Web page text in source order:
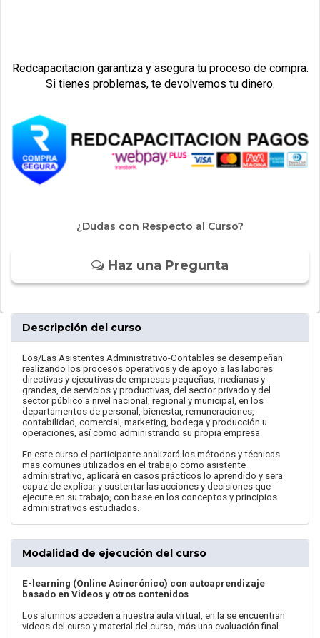
Redcapacitacion garantiza y asegura tu proceso de compra.
Si tienes problemas, te devolvemos tu dinero.
¿Dudas con Respecto al Curso?
Haz una Pregunta
Descripción del curso
Los/Las Asistentes Administrativo-Contables se desempeñan
realizando los procesos operativos y de apoyo a las labores
directivas y ejecutivas de empresas pequeñas, medianas y
grandes, de servicios y productivas, del sector privado y del
sector público a nivel nacional, regional y municipal, en los
departamentos de personal, bienestar, remuneraciones,
contabilidad, comercial, marketing, bodega y producción u
operaciones, así como administrando su propia empresa
En este curso el participante analizará los métodos y técnicas
mas comunes utilizados en el trabajo como asistente
administrativo, aplicará en casos prácticos lo aprendido y sera
capaz de explicar y sustentar las acciones y decisiones que
ejecute en su trabajo, con base en los conceptos y principios
administrativos estudiados.
Modalidad de ejecución del curso
E-learning (Online Asincrónico) con autoaprendizaje
basado en Videos y otros contenidos
Los alumnos acceden a nuestra aula virtual, en la se encuentran
videos del curso y material del curso, más una evaluación final.